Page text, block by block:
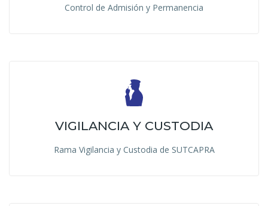
Control de Admisión y Permanencia
VIGILANCIA Y CUSTODIA
Rama Vigilancia y Custodia de SUTCAPRA